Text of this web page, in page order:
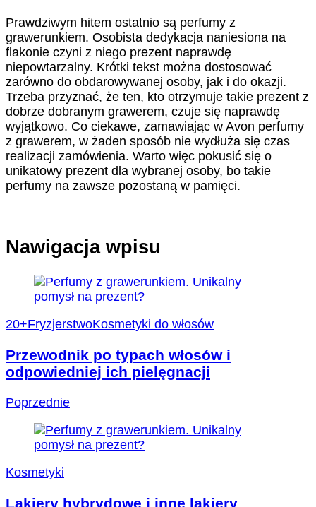
Prawdziwym hitem ostatnio są perfumy z
grawerunkiem. Osobista dedykacja naniesiona na
flakonie czyni z niego prezent naprawdę
niepowtarzalny. Krótki tekst można dostosować
zarówno do obdarowywanej osoby, jak i do okazji.
Trzeba przyznać, że ten, kto otrzymuje takie prezent z
dobrze dobranym grawerem, czuje się naprawdę
wyjątkowo. Co ciekawe, zamawiając w Avon perfumy
z grawerem, w żaden sposób nie wydłuża się czas
realizacji zamówienia. Warto więc pokusić się o
unikatowy prezent dla wybranej osoby, bo takie
perfumy na zawsze pozostaną w pamięci.
Nawigacja wpisu
20+FryzjerstwoKosmetyki do włosów
Przewodnik po typach włosów i
odpowiedniej ich pielęgnacji
Poprzednie
Kosmetyki
Lakiery hybrydowe i inne lakiery